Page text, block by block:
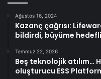
Ağustos 16, 2024
Kazanç çağrısı:
bildirdi, büyüme
Temmuz 22, 2026
Beş teknolojik atılım…
oluşturucu ESS